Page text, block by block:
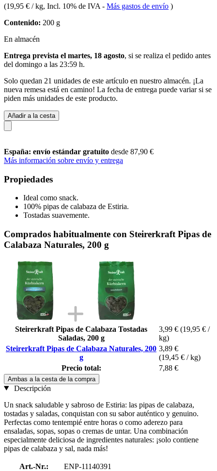
(19,95 € / kg, Incl. 10% de IVA - Más gastos de envío )
Contenido: 200 g
En almacén
Entrega prevista el martes, 18 agosto, si se realiza el pedido antes
del domingo a las 23:59 h.
Solo quedan 21 unidades de este artículo en nuestro almacén. ¡La
nueva remesa está en camino! La fecha de entrega puede variar si se
piden más unidades de este producto.
Añadir a la cesta
España: envío estándar gratuito desde 87,90 €
Más información sobre envío y entrega
Propiedades
Ideal como snack.
100% pipas de calabaza de Estiria.
Tostadas suavemente.
Comprados habitualmente con Steirerkraft Pipas de
Calabaza Naturales, 200 g
Steirerkraft Pipas de Calabaza Tostadas
Saladas, 200 g
3,99 € (19,95 € /
kg)
Steirerkraft Pipas de Calabaza Naturales, 200
g
3,89 €
(19,45 € / kg)
Precio total:
7,88 €
Ambas a la cesta de la compra
Descripción
Un snack saludable y sabroso de Estiria: las pipas de calabaza,
tostadas y saladas, conquistan con su sabor auténtico y genuino.
Perfectas como tentempié entre horas o como aderezo para
ensaladas, sopas, sopas o cremas de untar. Una combinación
especialmente deliciosa de ingredientes naturales: ¡solo contiene
pipas de calabaza y sal, nada más!
Art.-Nr.:
ENP-11140391